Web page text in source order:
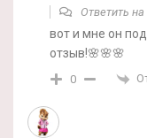
Ответить на
вот и мне он
отзыв!🌸🌸🌸
0